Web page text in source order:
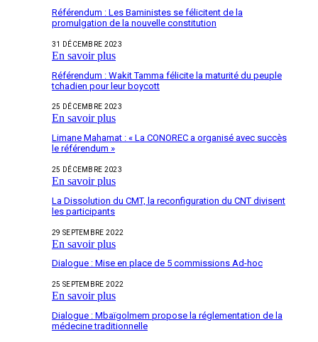
Référendum : Les Baministes se félicitent de la
promulgation de la nouvelle constitution
31 DÉCEMBRE 2023
En savoir plus
Référendum : Wakit Tamma félicite la maturité du peuple
tchadien pour leur boycott
25 DÉCEMBRE 2023
En savoir plus
Limane Mahamat : « La CONOREC a organisé avec succès
le référendum »
25 DÉCEMBRE 2023
En savoir plus
La Dissolution du CMT, la reconfiguration du CNT divisent
les participants
29 SEPTEMBRE 2022
En savoir plus
Dialogue : Mise en place de 5 commissions Ad-hoc
25 SEPTEMBRE 2022
En savoir plus
Dialogue : Mbaïgolmem propose la réglementation de la
médecine traditionnelle